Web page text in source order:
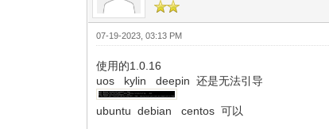
07-19-2023, 03:13 PM
使用的1.0.16
uos kylin deepin 还是无法引导
ubuntu debian centos 可以